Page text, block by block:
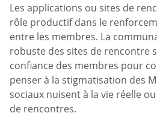
Les applications ou sites de
rôle productif dans le
entre les membres. La
robuste des sites de rencontre
confiance des membres pour
penser à la stigmatisation des
sociaux nuisent à la vie réelle
de rencontres.